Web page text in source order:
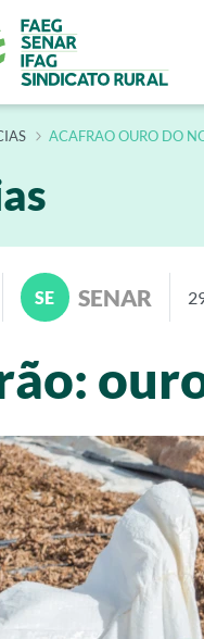
ACAFRAO OURO DO
SE SENAR